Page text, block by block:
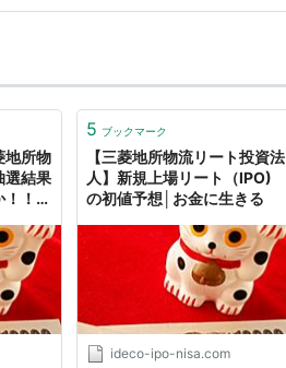
地所物
選結果
！！│
5 ブックマーク
【三菱地所物流リート投資法
人】新規上場リート（IPO)
の初値予想│お金に生きる
ideco-ipo-nisa.com